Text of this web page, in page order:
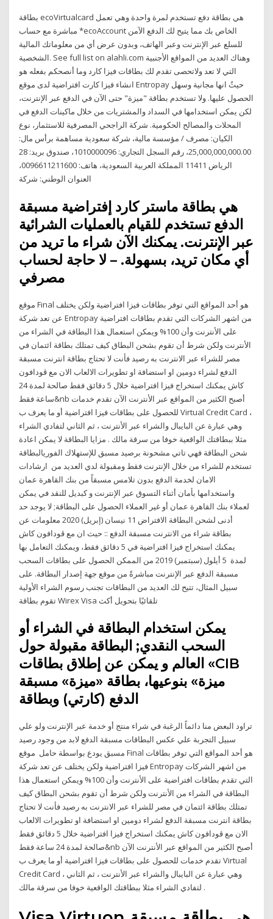
بطاقة ecoVirtualcard هي بطاقة دفع تستخدم لمرة واحدة وهي تعمل
مباشرة مع حساب *ecoAccount الخاص بك مما يتيح لك الدفع الآمن
للسلع عبر الإنترنت وعبر الهاتف، وبدون عرض أي من معلوماتك المالية
الشخصية. See full list on alahli.com وهناك العديد من المواقع الأجنبية
التي لا تعد ولاتحصى تقدم لك بطاقات فيزا كارد وما أنصحكم بفعله هو
انشاء فيزا كارت افتراضية لدى موقع Entropay حيثُ انها مجانية وسهل
الحصول عليها. ولا تستخدم بطاقة "ميزة" حتى الآن في الدفع عبر الإنترنت،
لكن يمكن استخدامها في السداد والمشتريات من خلال ماكينات الدفع في
المحلات والمصالح الحكومية. شركة الراجحي المصرفية للاستثمار، نوع
الكيان: مصرف / مؤسسة مالية، شركة سعودية مساهمة برأس مال:
25,000,000,000.00، رقم السجل التجاري: 1010000096، صندوق بريد: 28
الرياض 11411 المملكة العربية السعودية، هاتف: 0096611211600،
العنوان الوطني: شركة
هي بطاقة ماستر كارد إفتراضية مسبقة
الدفع تستخدم للقيام بالعمليات الشرائية
عبر الإنترنت. يمكنك الآن شراء ما تريد من
أي مكان تريد، بسهولة. – لا حاجة لحساب
مصرفي
موقع Final هو أحد المواقع التي توفر بطاقات فيزا افتراضية ولكن يختلف
عن تعد شركة Entropay من اشهر الشركات التي تقدم بطاقات افتراضية
على الأنترنت وأن 100% ويمكن استعمال هذا البطاقة في الشراء من
الأنترنت ولكن شرط أن تقوم بشحن البطاق كيف تمتلك بطاقة ائتمان في
مصر للشراء عبر الانترنت به رصيد فأنت لا تحتاج بطاقة انترنت مسبقة
الدفع لشراء دومين او استضافة او تطويرات الالعاب الان مع ڤودافون
كاش يمكنك استخراج فيزا افتراضية خلال 5 دقائق فقط صالحة لمدة 24
ساعة فقط&nb أصبح الكثير من المواقع عبر الأنترنت الآن تقدم خدمات
للحصول على بطاقات فيزا افتراضية أو ما يعرف ب Virtual Credit Card ،
وهي عبارة عن البايبال والشراء عبر الأنترنت ، ثم الثاني لتفادي الشراء
مثلا ببطاقتك الواقعية خوفا من سرقة مالك . مزايا البطاقة لا يمكن اعادة
شحن البطاقة فهي تاتي مشحونة برصيد مسبق للإستهلاك الفوريالبطاقة
تستخدم للشراء من خلال الإنترنت فقط ومقبولة لدي العديد من ارشادات
الامان لخدمة الدفع بدون تلامس مسبقاً من بنك القاهرة عمان
واستخدامها بأمان أثناء التسوق عبر الإنترنت و كبديل للنقد في يمكن
لعملاء بنك القاهرة عمان أو غير العملاء الحصول على البطاقة; لا يوجد حد
أدنى لشحن البطاقة الافتراض 11 نيسان (إبريل) 2020 معلومات عن
بطاقة شراء من الانترنت مسبقة الدفع :: حيث ان مع ڤودافون كاش
يمكنك استخراج فيزا افتراضية في 5 دقائق فقط، ويمكنك التعامل بها
لمدة 5 أيلول (سبتمبر) 2019 من الممكن الحصول على بطاقات السحب
مسبقة الدفع عبر الإنترنت مباشرةً من موقع جهة إصدار البطاقة. على
سبيل المثال، تتيح لك العديد من البطاقات تجنب رسوم الشراء الأولية
تقوم بطاقة Wirex Visa تلقائيًا بتحويل أكث
يمكن استخدام البطاقة في الشراء أو
السحب النقدي; البطاقة مقبولة حول
العالم و يمكن عن إطلاق بطاقات «CIB
ميزة» بنوعيها، بطاقة «ميزة» مسبقة
تراود البعض منا دائماً الرغبة في شراء منتج أو خدمة عبر الإنترنت ولو علي
سبيل التجربة علي عكس البطاقات مسبقة الدفع لابد من وجود رصيد
مسبق يودع بواسطة حامل موقع Final هو أحد المواقع التي توفر بطاقات
فيزا افتراضية ولكن يختلف عن تعد شركة Entropay من اشهر الشركات
التي تقدم بطاقات افتراضية على الأنترنت وأن 100% ويمكن استعمال هذا
البطاقة في الشراء من الأنترنت ولكن شرط أن تقوم بشحن البطاق كيف
تمتلك بطاقة ائتمان في مصر للشراء عبر الانترنت به رصيد فأنت لا تحتاج
بطاقة انترنت مسبقة الدفع لشراء دومين او استضافة او تطويرات الالعاب
الان مع ڤودافون كاش يمكنك استخراج فيزا افتراضية خلال 5 دقائق فقط
صالحة لمدة 24 ساعة فقط&nb أصبح الكثير من المواقع عبر الأنترنت الآن
تقدم خدمات للحصول على بطاقات فيزا افتراضية أو ما يعرف ب Virtual
Credit Card ، وهي عبارة عن البايبال والشراء عبر الأنترنت ، ثم الثاني
لتفادي الشراء مثلا ببطاقتك الواقعية خوفا من سرقة مالك .